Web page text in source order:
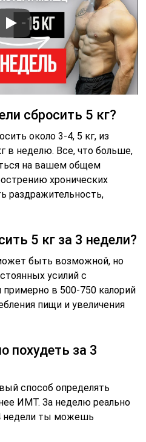
сбросить 5 кг?
около 3-4, 5 кг, из
в неделю. Все, что больше,
на вашем общем
хронических
раздражительность,
5 кг за 3 недели?
быть возможной, но
усилий с
в 500-750 калорий
пищи и увеличения
похудеть за 3
способ определять
ИМТ. За неделю реально
недели ты можешь